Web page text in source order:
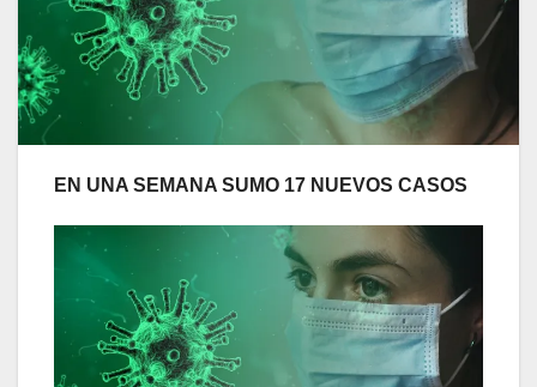
EN UNA SEMANA SUMO 17 NUEVOS CASOS